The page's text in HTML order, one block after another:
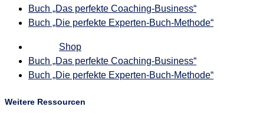
Buch „Das perfekte Coaching-Business“
Buch „Die perfekte Experten-Buch-Methode“
Shop
Buch „Das perfekte Coaching-Business“
Buch „Die perfekte Experten-Buch-Methode“
Weitere Ressourcen